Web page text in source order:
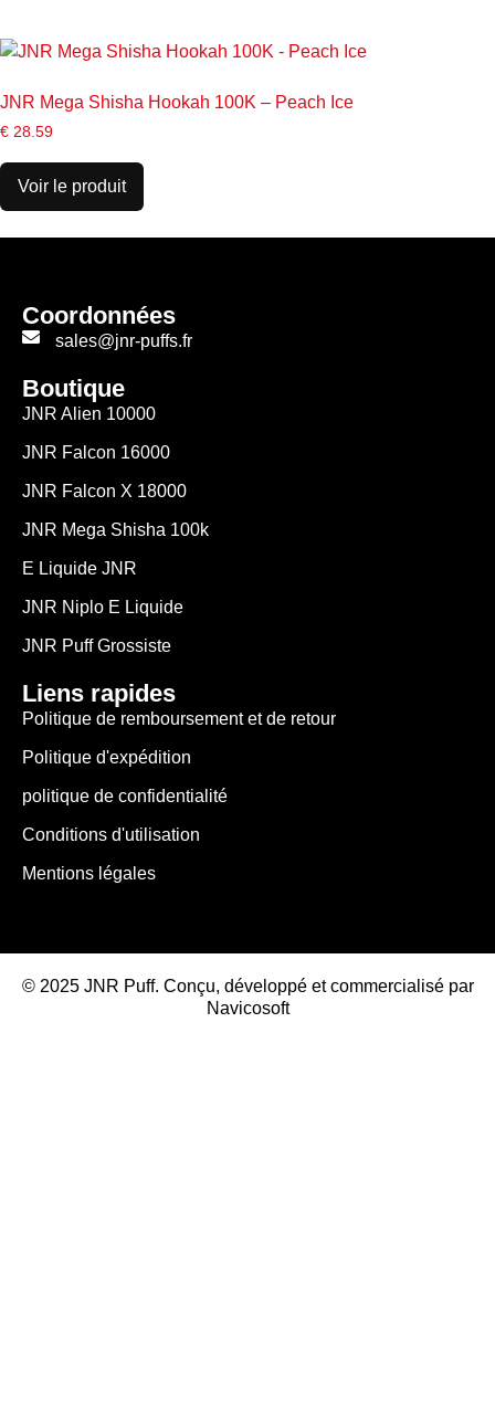
JNR Mega Shisha Hookah 100K – Peach Ice
€ 28.59
Voir le produit
Coordonnées
sales@jnr-puffs.fr
Boutique
JNR Alien 10000
JNR Falcon 16000
JNR Falcon X 18000
JNR Mega Shisha 100k
E Liquide JNR
JNR Niplo E Liquide
JNR Puff Grossiste
Liens rapides
Politique de remboursement et de retour
Politique d'expédition
politique de confidentialité
Conditions d'utilisation
Mentions légales
© 2025 JNR Puff. Conçu, développé et commercialisé par
Navicosoft